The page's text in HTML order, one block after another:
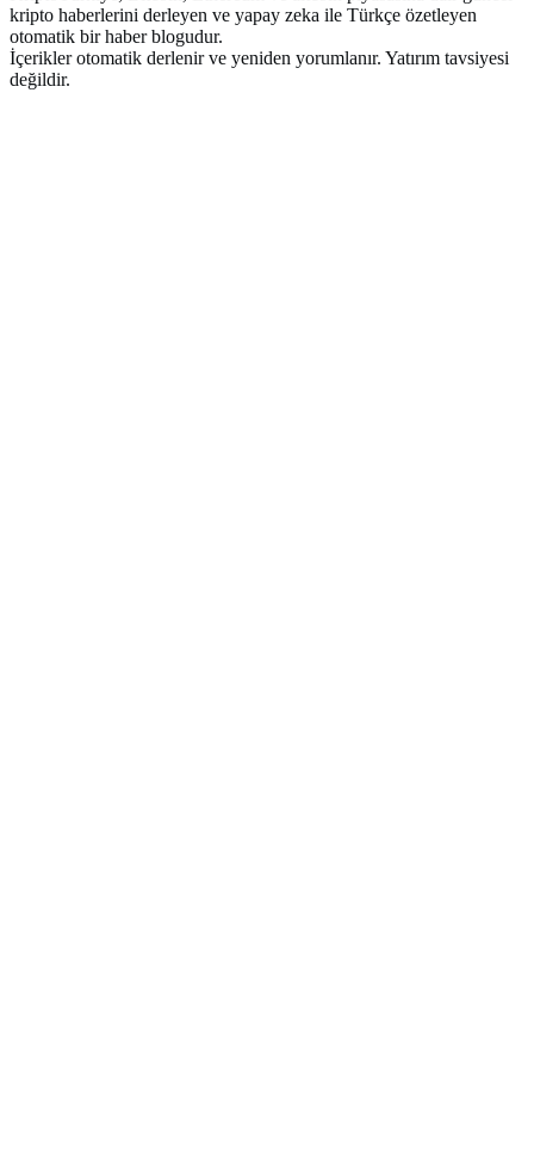
kripto haberlerini derleyen ve yapay zeka ile Türkçe özetleyen
otomatik bir haber blogudur.
İçerikler otomatik derlenir ve yeniden yorumlanır. Yatırım tavsiyesi
değildir.